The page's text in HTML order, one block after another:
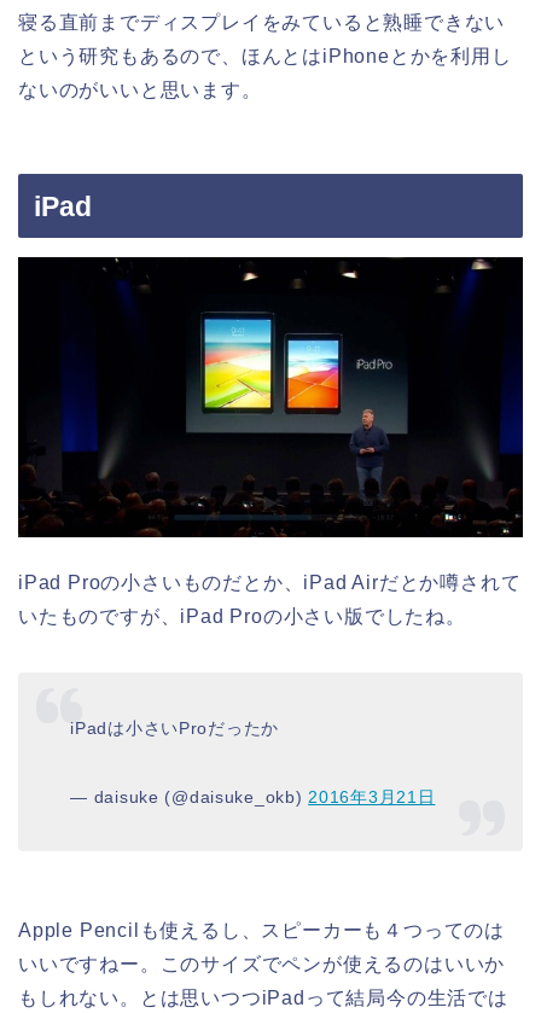
寝る直前までディスプレイをみていると熟睡できない
という研究もあるので、ほんとはiPhoneとかを利用し
ないのがいいと思います。
iPad
iPad Proの小さいものだとか、iPad Airだとか噂されて
いたものですが、iPad Proの小さい版でしたね。
iPadは小さいProだったか
— daisuke (@daisuke_okb)2016年3月21日
Apple Pencilも使えるし、スピーカーも４つってのは
いいですねー。このサイズでペンが使えるのはいいか
もしれない。とは思いつつiPadって結局今の生活では